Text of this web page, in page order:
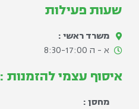
שעות פעילות
משרד ראשי :
א - ה 8:30-17:00​
איסוף עצמי להזמנות :
מחסן :